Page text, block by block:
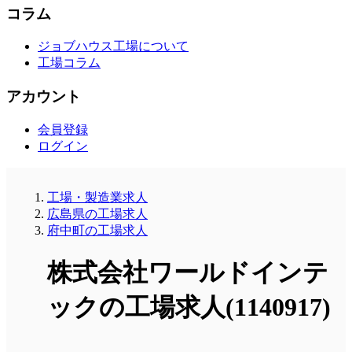
コラム
ジョブハウス工場について
工場コラム
アカウント
会員登録
ログイン
工場・製造業求人
広島県の工場求人
府中町の工場求人
株式会社ワールドインテ
ックの工場求人(1140917)